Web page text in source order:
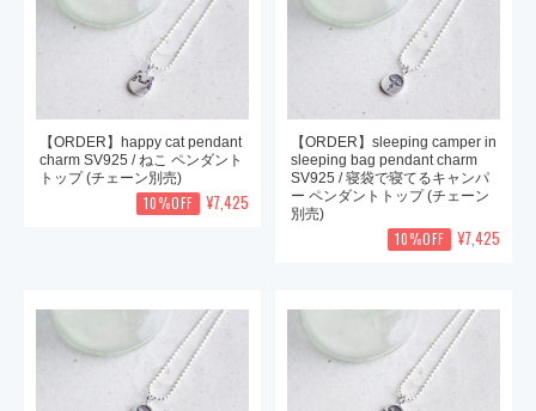
【ORDER】happy cat pendant
charm SV925 / ねこ ペンダント
トップ (チェーン別売)
10%OFF ¥7,425
【ORDER】sleeping camper in
sleeping bag pendant charm
SV925 / 寝袋で寝てるキャンパ
ー ペンダントトップ (チェーン
別売)
10%OFF ¥7,425